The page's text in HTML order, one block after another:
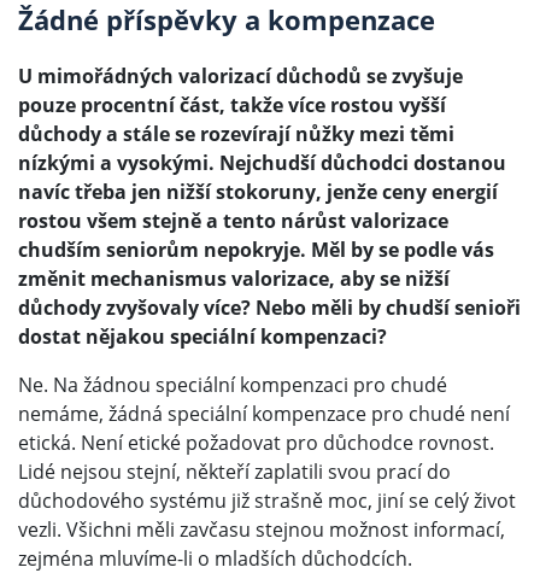
Žádné příspěvky a kompenzace
U mimořádných valorizací důchodů se zvyšuje
pouze procentní část, takže více rostou vyšší
důchody a stále se rozevírají nůžky mezi těmi
nízkými a vysokými. Nejchudší důchodci dostanou
navíc třeba jen nižší stokoruny, jenže ceny energií
rostou všem stejně a tento nárůst valorizace
chudším seniorům nepokryje. Měl by se podle vás
změnit mechanismus valorizace, aby se nižší
důchody zvyšovaly více? Nebo měli by chudší senioři
dostat nějakou speciální kompenzaci?
Ne. Na žádnou speciální kompenzaci pro chudé
nemáme, žádná speciální kompenzace pro chudé není
etická. Není etické požadovat pro důchodce rovnost.
Lidé nejsou stejní, někteří zaplatili svou prací do
důchodového systému již strašně moc, jiní se celý život
vezli. Všichni měli zavčasu stejnou možnost informací,
zejména mluvíme-li o mladších důchodcích.